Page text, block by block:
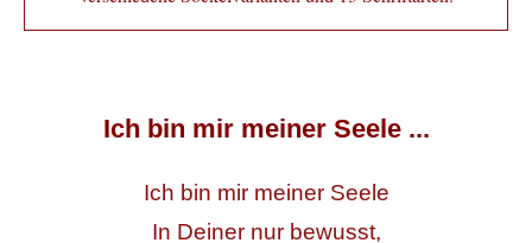
Ich bin mir meiner Seele ...
Ich bin mir meiner Seele
In Deiner nur bewusst,